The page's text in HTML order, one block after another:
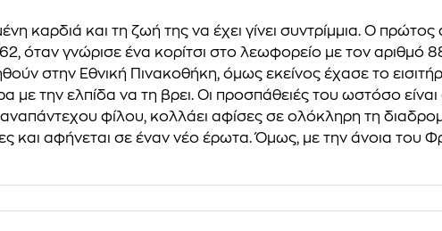
καρδιά και τη ζωή της να έχει γίνει συντρίμμια. Ο
όταν γνώρισε ένα κορίτσι στο λεωφορείο με τον αριθμό
στην Εθνική Πινακοθήκη, όμως εκείνος έχασε το
με την ελπίδα να τη βρει. Οι προσπάθειές του ωστόσο
φίλου, κολλάει αφίσες σε ολόκληρη τη
και αφήνεται σε έναν νέο έρωτα. Όμως, με την άνοια του